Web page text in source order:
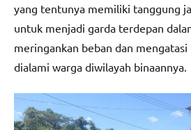
yang tentunya memiliki tanggung
untuk menjadi garda terdepan
meringankan beban dan
dialami warga diwilayah binaannya.